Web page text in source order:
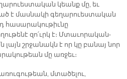
կեանք մը, եւ
է մասնակի գեղարուեստական
հասարակութիւնը
զո՛ւրկ է։ Մտաւորական-
շրջանակն է որ կը բանայ նոր
մը առջեւ։
մտածելու,